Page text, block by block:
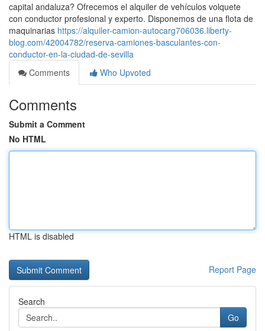
capital andaluza? Ofrecemos el alquiler de vehículos volquete
con conductor profesional y experto. Disponemos de una flota de
maquinarias https://alquiler-camion-autocarg706036.liberty-
blog.com/42004782/reserva-camiones-basculantes-con-
conductor-en-la-ciudad-de-sevilla
Comments
Who Upvoted
Comments
Submit a Comment
No HTML
HTML is disabled
Report Page
Search
Go